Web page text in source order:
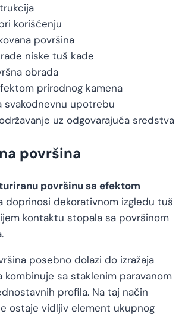
korišćenju
površina
niske tuš kade
obrada
prirodnog kamena
svakodnevnu upotrebu
uz odgovarajuća sredstva
površina
površinu sa efektom
doprinosi dekorativnom izgledu tuš
kontaktu stopala sa površinom
posebno dolazi do izražaja
kombinuje sa staklenim paravanom
profila. Na taj način
ostaje vidljiv element ukupnog